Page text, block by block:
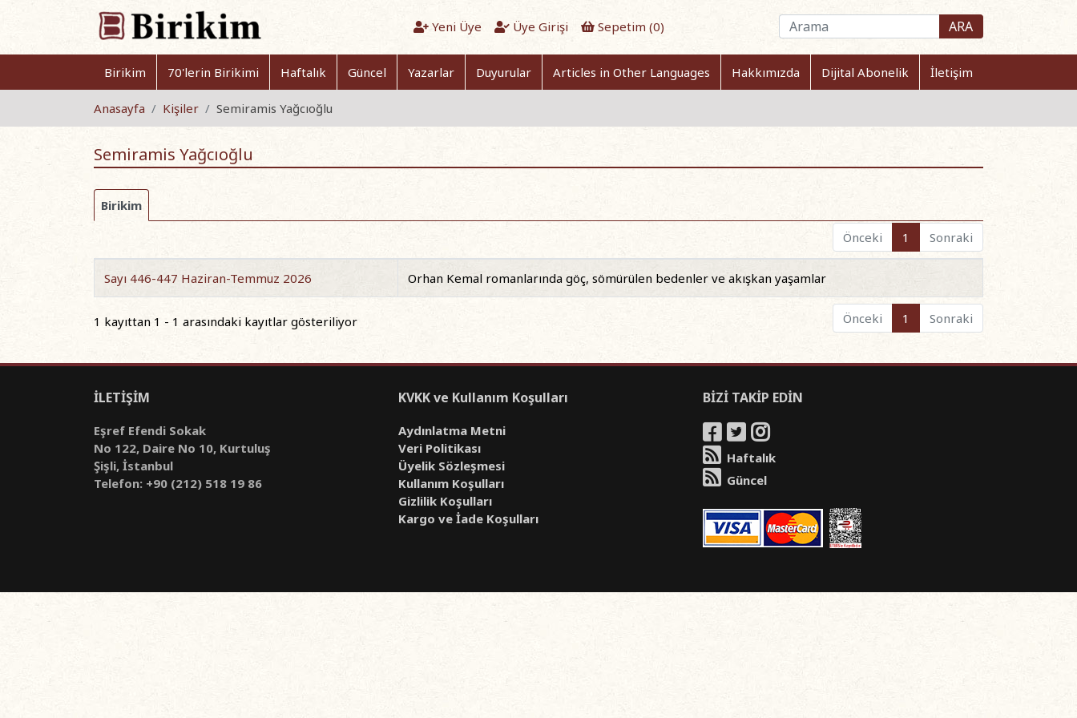
Yeni Üye Üye Girişi Sepetim (0) ARA
Birikim 70'lerin Birikimi Haftalık Güncel Yazarlar Duyurular Articles in Other Languages Hakkımızda Dijital Abonelik İletişim
Anasayfa Kişiler Semiramis Yağcıoğlu
Semiramis Yağcıoğlu
Birikim
Önceki
1 Sonraki
Sayı 446-447 Haziran-Temmuz 2026 Orhan Kemal romanlarında göç, sömürülen bedenler ve akışkan yaşamlar
1 kayıttan 1 - 1 arasındaki kayıtlar gösteriliyor Önceki 1 Sonraki
İLETİŞİM
Eşref Efendi Sokak
No 122, Daire No 10, Kurtuluş
Şişli, İstanbul
Telefon: +90 (212) 518 19 86
KVKK ve Kullanım Koşulları
Aydınlatma Metni
Veri Politikası
Üyelik Sözleşmesi
Kullanım Koşulları
Gizlilik Koşulları
Kargo ve İade Koşulları
BİZİ TAKİP EDİN
Haftalık
Güncel